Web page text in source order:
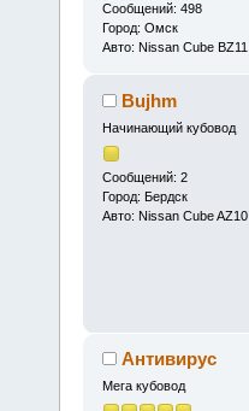
Сообщений: 498
Город: Омск
Авто: Nissan Cube BZ11
Bujhm
Начинающий кубовод
Сообщений: 2
Город: Бердск
Авто: Nissan Cube AZ10
Антивирус
Мега кубовод